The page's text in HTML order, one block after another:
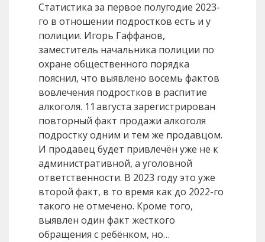
Статистика за первое полугодие 2023-
го в отношении подростков есть и у
полиции. Игорь Гаффанов,
заместитель начальника полиции по
охране общественного порядка
пояснил, что выявлено восемь фактов
вовлечения подростков в распитие
алкоголя. 11 августа зарегистрирован
повторный факт продажи алкоголя
подростку одним и тем же продавцом.
И продавец будет привлечён уже не к
административной, а уголовной
ответственности. В 2023 году это уже
второй факт, в то время как до 2022-го
такого не отмечено. Кроме того,
выявлен один факт жесткого
обращения с ребёнком, но…